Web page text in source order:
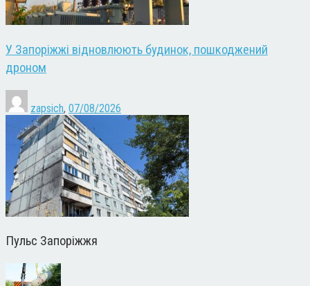
У Запоріжжі відновлюють будинок, пошкоджений
дроном
zapsich, 07/08/2026
Пульс Запоріжжя